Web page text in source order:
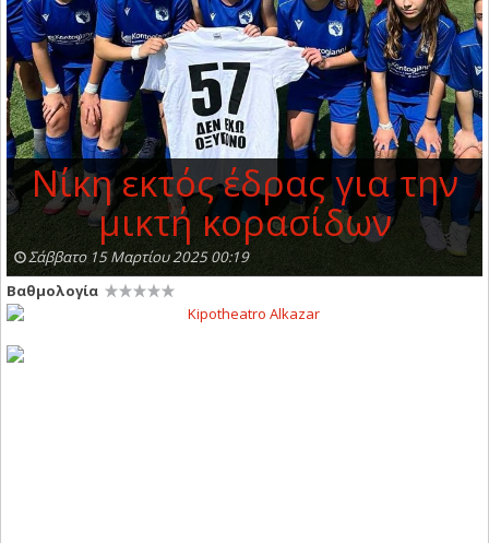
Νίκη εκτός έδρας για την
μικτή κορασίδων
Σάββατο 15 Μαρτίου 2025 00:19
Βαθμολογία